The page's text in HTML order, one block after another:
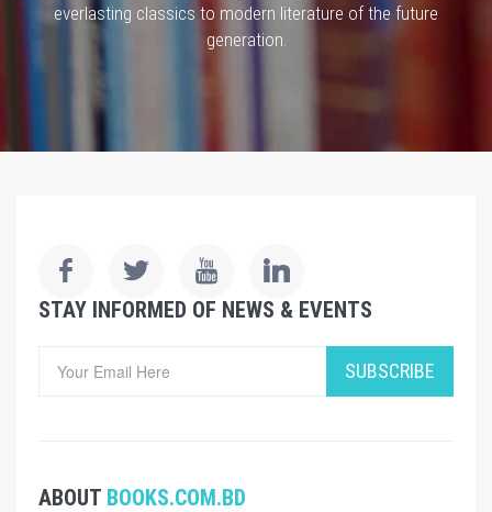
everlasting classics to modern literature of the future
generation.
STAY INFORMED OF NEWS & EVENTS
SUBSCRIBE
ABOUT BOOKS.COM.BD